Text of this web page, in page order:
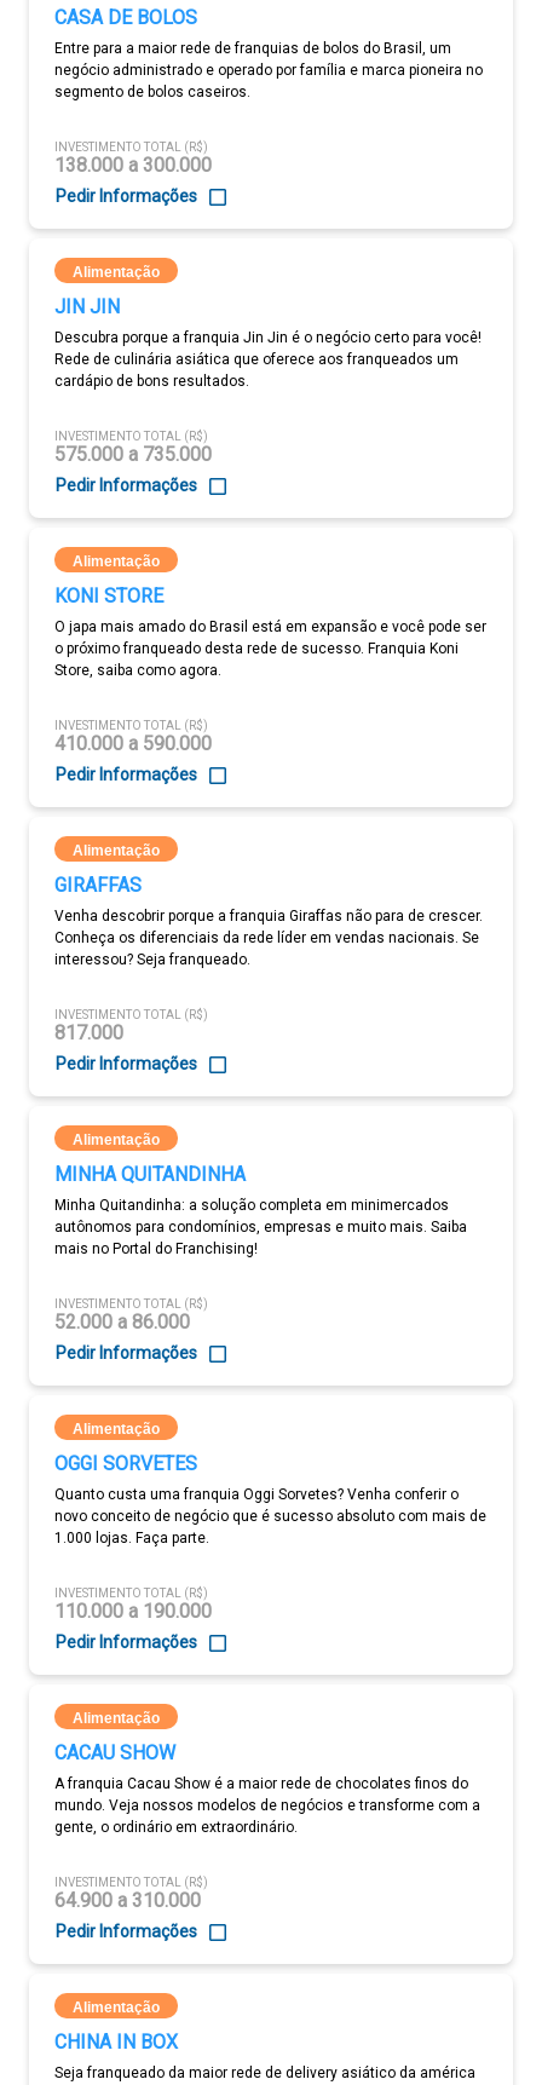
CASA DE BOLOS
Entre para a maior rede de franquias de bolos do Brasil, um
negócio administrado e operado por família e marca pioneira no
segmento de bolos caseiros.
INVESTIMENTO TOTAL (R$)
138.000 a 300.000
Pedir Informações
Alimentação
JIN JIN
Descubra porque a franquia Jin Jin é o negócio certo para você!
Rede de culinária asiática que oferece aos franqueados um
cardápio de bons resultados.
INVESTIMENTO TOTAL (R$)
575.000 a 735.000
Pedir Informações
Alimentação
KONI STORE
O japa mais amado do Brasil está em expansão e você pode ser
o próximo franqueado desta rede de sucesso. Franquia Koni
Store, saiba como agora.
INVESTIMENTO TOTAL (R$)
410.000 a 590.000
Pedir Informações
Alimentação
GIRAFFAS
Venha descobrir porque a franquia Giraffas não para de crescer.
Conheça os diferenciais da rede líder em vendas nacionais. Se
interessou? Seja franqueado.
INVESTIMENTO TOTAL (R$)
817.000
Pedir Informações
Alimentação
MINHA QUITANDINHA
Minha Quitandinha: a solução completa em minimercados
autônomos para condomínios, empresas e muito mais. Saiba
mais no Portal do Franchising!
INVESTIMENTO TOTAL (R$)
52.000 a 86.000
Pedir Informações
Alimentação
OGGI SORVETES
Quanto custa uma franquia Oggi Sorvetes? Venha conferir o
novo conceito de negócio que é sucesso absoluto com mais de
1.000 lojas. Faça parte.
INVESTIMENTO TOTAL (R$)
110.000 a 190.000
Pedir Informações
Alimentação
CACAU SHOW
A franquia Cacau Show é a maior rede de chocolates finos do
mundo. Veja nossos modelos de negócios e transforme com a
gente, o ordinário em extraordinário.
INVESTIMENTO TOTAL (R$)
64.900 a 310.000
Pedir Informações
Alimentação
CHINA IN BOX
Seja franqueado da maior rede de delivery asiático da américa